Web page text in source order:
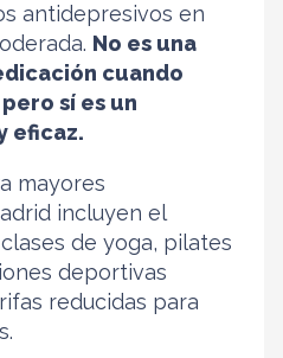
antidepresivos en
No es una
cuando
sí es un
eficaz.
mayores
incluyen el
de yoga, pilates
deportivas
reducidas para